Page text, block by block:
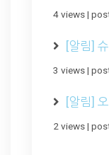
4 views|
[알림]
3 views|
[알림]
2 views|